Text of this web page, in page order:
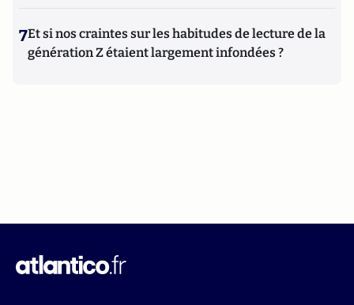
7Et si nos craintes sur les habitudes de lecture de la
génération Z étaient largement infondées ?